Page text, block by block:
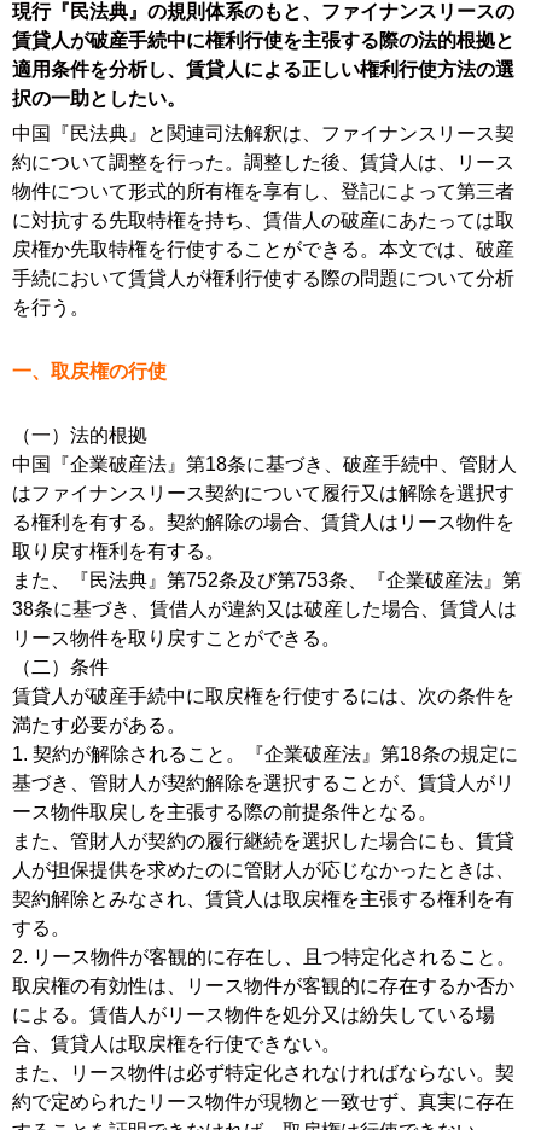
現行『民法典』の規則体系のもと、ファイナンスリースの
賃貸人が破産手続中に権利行使を主張する際の法的根拠と
適用条件を分析し、賃貸人による正しい権利行使方法の選
択の一助としたい。
中国『民法典』と関連司法解釈は、ファイナンスリース契
約について調整を行った。調整した後、賃貸人は、リース
物件について形式的所有権を享有し、登記によって第三者
に対抗する先取特権を持ち、賃借人の破産にあたっては取
戻権か先取特権を行使することができる。本文では、破産
手続において賃貸人が権利行使する際の問題について分析
を行う。
一、取戻権の行使
（一）法的根拠
中国『企業破産法』第18条に基づき、破産手続中、管財人
はファイナンスリース契約について履行又は解除を選択す
る権利を有する。契約解除の場合、賃貸人はリース物件を
取り戻す権利を有する。
また、『民法典』第752条及び第753条、『企業破産法』第
38条に基づき、賃借人が違約又は破産した場合、賃貸人は
リース物件を取り戻すことができる。
（二）条件
賃貸人が破産手続中に取戻権を行使するには、次の条件を
満たす必要がある。
1. 契約が解除されること。『企業破産法』第18条の規定に
基づき、管財人が契約解除を選択することが、賃貸人がリ
ース物件取戻しを主張する際の前提条件となる。
また、管財人が契約の履行継続を選択した場合にも、賃貸
人が担保提供を求めたのに管財人が応じなかったときは、
契約解除とみなされ、賃貸人は取戻権を主張する権利を有
する。
2. リース物件が客観的に存在し、且つ特定化されること。
取戻権の有効性は、リース物件が客観的に存在するか否か
による。賃借人がリース物件を処分又は紛失している場
合、賃貸人は取戻権を行使できない。
また、リース物件は必ず特定化されなければならない。契
約で定められたリース物件が現物と一致せず、真実に存在